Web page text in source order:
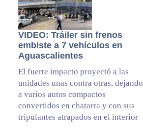
VIDEO: Tráiler sin frenos
embiste a 7 vehículos en
Aguascalientes
El fuerte impacto proyectó a las
unidades unas contra otras, dejando
a varios autos compactos
convertidos en chatarra y con sus
tripulantes atrapados en el interior